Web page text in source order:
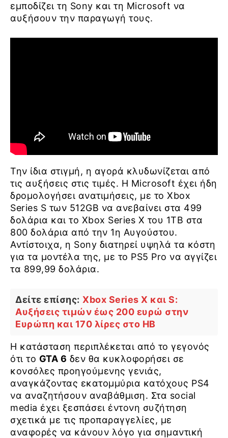
εμποδίζει τη Sony και τη Microsoft να
αυξήσουν την παραγωγή τους.
Την ίδια στιγμή, η αγορά κλυδωνίζεται από
τις αυξήσεις στις τιμές. Η Microsoft έχει ήδη
δρομολογήσει ανατιμήσεις, με το Xbox
Series S των 512GB να ανεβαίνει στα 499
δολάρια και το Xbox Series X του 1TB στα
800 δολάρια από την 1η Αυγούστου.
Αντίστοιχα, η Sony διατηρεί υψηλά τα κόστη
για τα μοντέλα της, με το PS5 Pro να αγγίζει
τα 899,99 δολάρια.
Δείτε επίσης: Xbox Series X και S:
Αυξήσεις τιμών έως 200 ευρώ στην
Ευρώπη και 170 λίρες στο ΗΒ
Η κατάσταση περιπλέκεται από το γεγονός
ότι το GTA 6 δεν θα κυκλοφορήσει σε
κονσόλες προηγούμενης γενιάς,
αναγκάζοντας εκατομμύρια κατόχους PS4
να αναζητήσουν αναβάθμιση. Στα social
media έχει ξεσπάσει έντονη συζήτηση
σχετικά με τις προπαραγγελίες, με
αναφορές να κάνουν λόγο για σημαντική